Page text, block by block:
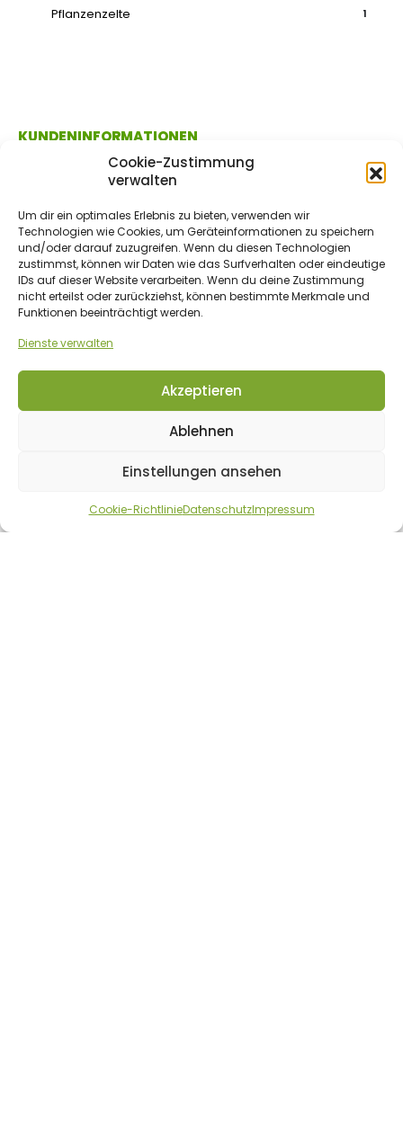
Cookie-Zustimmung
verwalten
Um dir ein optimales Erlebnis zu bieten, verwenden wir
Technologien wie Cookies, um Geräteinformationen zu speichern
und/oder darauf zuzugreifen. Wenn du diesen Technologien
zustimmst, können wir Daten wie das Surfverhalten oder eindeutige
IDs auf dieser Website verarbeiten. Wenn du deine Zustimmung
nicht erteilst oder zurückziehst, können bestimmte Merkmale und
Funktionen beeinträchtigt werden.
Dienste verwalten
Akzeptieren
Ablehnen
Einstellungen ansehen
Cookie-RichtlinieDatenschutzImpressum
Pflanzenzelte 1
KUNDENINFORMATIONEN
FAQs / Produktinfos / Ratgeber
Versand & Zahlungsinformationen
Kundenkonto
AGB
Cookie-Richtlinie/Policy